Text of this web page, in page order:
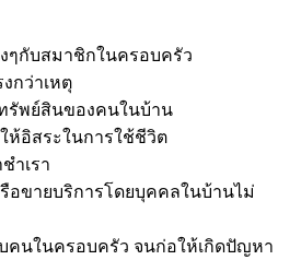
ๆกับสมาชิกในครอบครัว
กว่าเหตุ
รัพย์สินของคนในบ้าน
ห้อิสระในการใช้ชีวิต
ำเรา
อขายบริการโดยบุคคลในบ้านไม่
คนในครอบครัว จนก่อให้เกิดปัญหา